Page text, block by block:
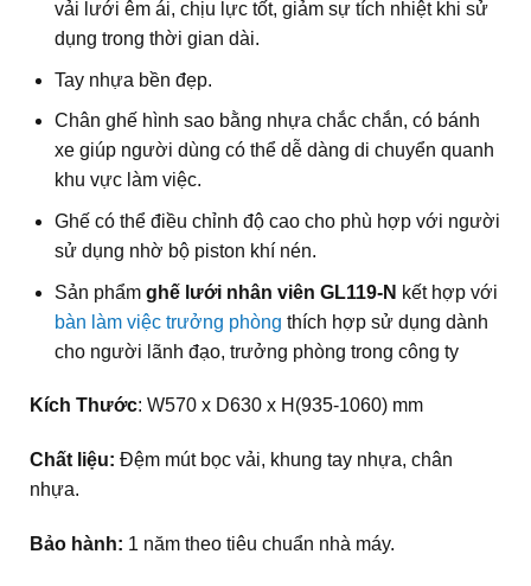
vải lưới êm ái, chịu lực tốt, giảm sự tích nhiệt khi sử
dụng trong thời gian dài.
Tay nhựa bền đẹp.
Chân ghế hình sao bằng nhựa chắc chắn, có bánh
xe giúp người dùng có thể dễ dàng di chuyển quanh
khu vực làm việc.
Ghế có thể điều chỉnh độ cao cho phù hợp với người
sử dụng nhờ bộ piston khí nén.
Sản phẩm ghế lưới nhân viên GL119-N kết hợp với
bàn làm việc trưởng phòng thích hợp sử dụng dành
cho người lãnh đạo, trưởng phòng trong công ty
Kích Thước: W570 x D630 x H(935-1060) mm
Chất liệu: Đệm mút bọc vải, khung tay nhựa, chân
nhựa.
Bảo hành: 1 năm theo tiêu chuẩn nhà máy.